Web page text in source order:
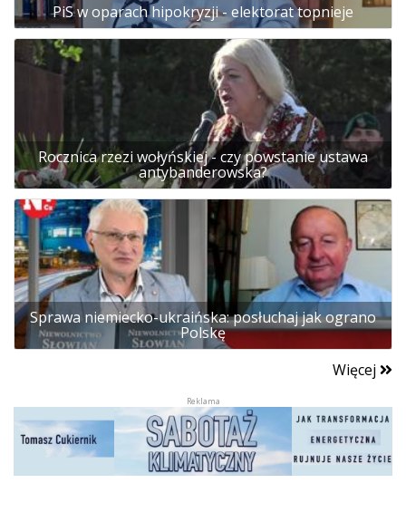
PiS w oparach hipokryzji - elektorat topnieje
Rocznica rzezi wołyńskiej - czy powstanie ustawa
antybanderowska?
Sprawa niemiecko-ukraińska: posłuchaj jak ograno
Polskę
Więcej